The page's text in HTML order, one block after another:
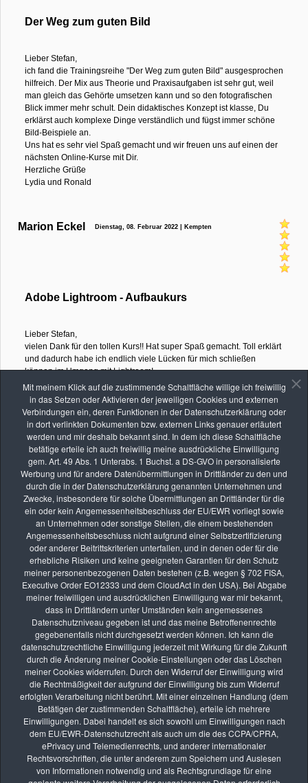
Mit meinem Klick auf die zustimmende Schaltfläche willige ich freiwillig
in das Setzen oder Aktivieren der jeweiligen Cookies und externen
Verbindungen ein, deren Funktionen in der Datenschutzerklärung oder
in dort verlinkten Dokumenten bzw. externen Links genauer erläutert
werden und mir deshalb bekannt sind. In dem ich diese Schaltfläche
betätige erteile ich auch freiwillig meine ausdrückliche Einwilligung
gem. Art. 49 Abs. 1 Unterabs. 1 Buchst. a DS-GVO in personalisierte
Werbung und für andere Datenübermittlungen in Drittländer zu den und
durch die in der Datenschutzerklärung genannten Unternehmen und
Zwecke, insbesondere für solche Übermittlungen an Drittländer für die
ein oder kein Angemessenheitsbeschluss der EU/EWR vorliegt sowie
an Unternehmen oder sonstige Stellen, die einem bestehenden
Angemessenheitsbeschluss nicht aufgrund einer Selbstzertifizierung
oder anderer Beitrittskriterien unterfallen, und in denen oder für die
erhebliche Risiken und keine geeigneten Garantien für den Schutz
meiner personenbezogenen Daten bestehen (z.B. wegen § 702 FISA,
Executive Order EO12333 und dem CloudAct in den USA). Bei Abgabe
meiner freiwilligen und ausdrücklichen Einwilligung war mir bekannt,
dass in Drittländern unter Umständen kein angemessenes
Datenschutzniveau gegeben ist und das meine Betroffenenrechte
gegebenenfalls nicht durchgesetzt werden können. Ich kann die
datenschutzrechtliche Einwilligung jederzeit mit Wirkung für die Zukunft
durch die Änderung meiner Cookie-Einstellungen oder das Löschen
meiner Cookies widerrufen. Durch den Widerruf der Einwilligung wird
die Rechtmäßigkeit der aufgrund der Einwilligung bis zum Widerruf
erfolgten Verarbeitung nicht berührt. Mit einer einzelnen Handlung (dem
Betätigen der zustimmenden Schaltfläche), erteile ich mehrere
Einwilligungen. Dabei handelt es sich sowohl um Einwilligungen nach
dem EU/EWR-Datenschutzrecht als auch um die des CCPA/CPRA,
ePrivacy und Telemedienrechts, und anderer internationaler
Rechtsvorschriften, die unter anderem zum Speichern und Auslesen
von Informationen notwendig und als Rechtsgrundlage für eine
Der Weg zum guten Bild
Lieber Stefan,
ich fand die Trainingsreihe "Der Weg zum guten Bild" ausgesprochen
hilfreich. Der Mix aus Theorie und Praxisaufgaben ist sehr gut, weil
man gleich das Gehörte umsetzen kann und so den fotografischen
Blick immer mehr schult. Dein didaktisches Konzept ist klasse, Du
erklärst auch komplexe Dinge verständlich und fügst immer schöne
Bild-Beispiele an.
Uns hat es sehr viel Spaß gemacht und wir freuen uns auf einen der
nächsten Online-Kurse mit Dir.
Herzliche Grüße
Lydia und Ronald
Marion Eckel Dienstag, 08. Februar 2022 | Kempten
Adobe Lightroom - Aufbaukurs
Lieber Stefan,
vielen Dank für den tollen Kurs!! Hat super Spaß gemacht. Toll erklärt
und dadurch habe ich endlich viele Lücken für mich schließen
können im Umgang mit Lightroom!
Vielen Dank und bis bald mal wieder.
Marion
40 Einträge im Gästebuch
1 2 3 4
Die nächsten Seminare
AUG.
08
Fotoexkursion: „Insektenschutz ist Umweltschutz“ –
Insektenfotografie im Mallertshofer Holz
vhs Kurse
AUG.
26
Online-Kurs: Lernen durch Bildbesprechung
vhs Kurse
SEP.
09